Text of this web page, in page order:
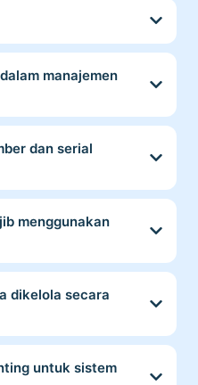
manajemen
dan serial
menggunakan
dikelola secara
untuk sistem